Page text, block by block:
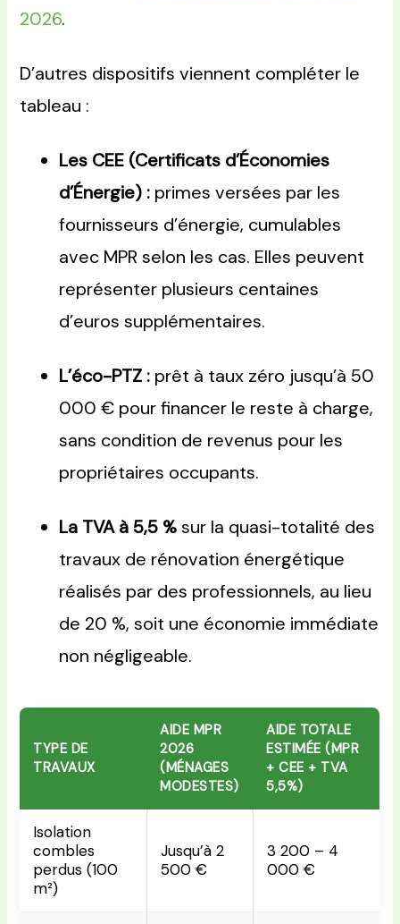
2026.
D’autres dispositifs viennent compléter le
tableau :
Les CEE (Certificats d’Économies
d’Énergie) : primes versées par les
fournisseurs d’énergie, cumulables
avec MPR selon les cas. Elles peuvent
représenter plusieurs centaines
d’euros supplémentaires.
L’éco-PTZ : prêt à taux zéro jusqu’à 50
000 € pour financer le reste à charge,
sans condition de revenus pour les
propriétaires occupants.
La TVA à 5,5 %sur la quasi-totalité des
travaux de rénovation énergétique
réalisés par des professionnels, au lieu
de 20 %, soit une économie immédiate
non négligeable.
TYPE DE
TRAVAUX
AIDE MPR
2026
(MÉNAGES
MODESTES)
AIDE TOTALE
ESTIMÉE (MPR
+ CEE + TVA
5,5%)
Isolation
combles
perdus (100
m²)
Jusqu’à 2
500 €
3 200 – 4
000 €